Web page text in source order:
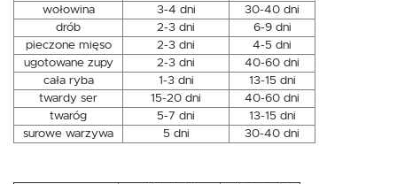
wołowina
3-4 dni
30-40 dni
drób
2-3 dni
6-9 dni
pieczone mięso
2-3 dni
4-5 dni
ugotowane zupy
2-3 dni
40-60 dni
cała ryba
1-3 dni
13-15 dni
twardy ser
15-20 dni
40-60 dni
twaróg
5-7 dni
13-15 dni
surowe warzywa
5 dni 30-40 dni